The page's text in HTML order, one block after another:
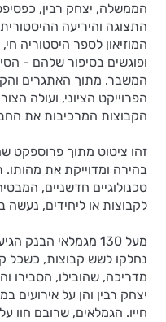
הממשלה, יצחק רבין,
התצוגה והיריעה
המוזיאון לספר היסטוריה
ופוגשים בסיפור שלהם -
המשבר. מתוך האתגרים
הפרוייקט הציוני, ועולה
הקבוצות המרכיבות את
זהו ציטוט מתוך פרוספקט
בהירה ומדוייקת את מהותו.
טכנולוגיים חדשניים,
לקבוצות או ליחידים, נעשה
מעל 130 מגמלאי
נחלקו לשש קבוצות, כשכל
מדריכה, שהובילו, הסבירו
יצחק רבין והן על אירועים
חייו. הגמלאים, שרובם